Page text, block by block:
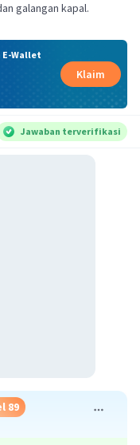
galangan kapal.
E-Wallet
Klaim
Jawaban terverifikasi
89